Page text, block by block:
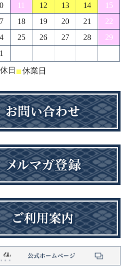
11 12 13 14
15
18 19 20 21
22
25 26 27 28
29
日 ■休業日